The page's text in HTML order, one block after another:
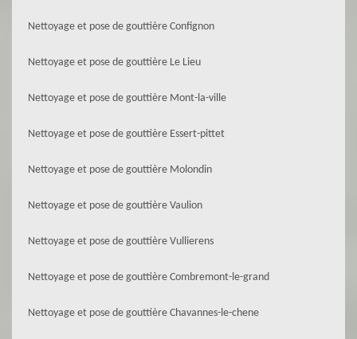
Nettoyage et pose de gouttière Confignon
Nettoyage et pose de gouttière Le Lieu
Nettoyage et pose de gouttière Mont-la-ville
Nettoyage et pose de gouttière Essert-pittet
Nettoyage et pose de gouttière Molondin
Nettoyage et pose de gouttière Vaulion
Nettoyage et pose de gouttière Vullierens
Nettoyage et pose de gouttière Combremont-le-grand
Nettoyage et pose de gouttière Chavannes-le-chene